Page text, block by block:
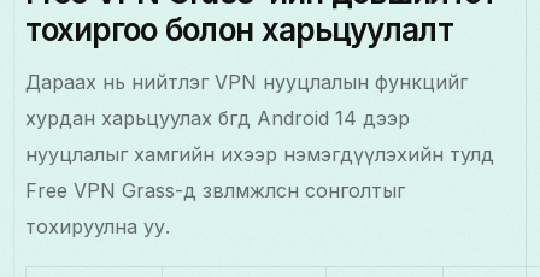
тохиргоо болон харьцуулалт
Дараах нь нийтлэг VPN нууцлалын функцийг
хурдан харьцуулах бөгөөд Android 14 дээр
нууцлалыг хамгийн ихээр нэмэгдүүлэхийн тулд
Free VPN Grass-д зөвлөмжлөсөн сонголтыг
тохируулна уу.